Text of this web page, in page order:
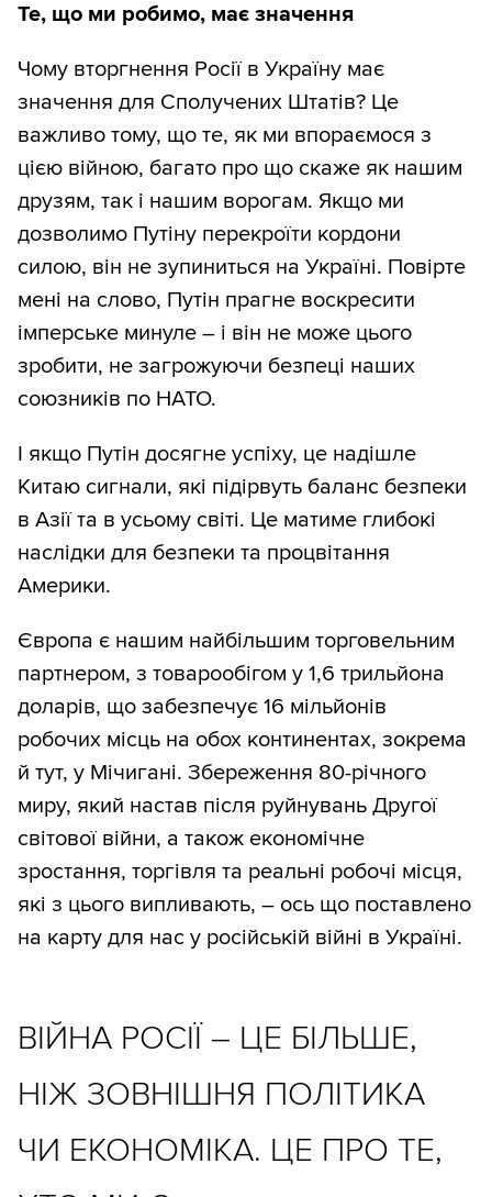
Те, що ми робимо, має значення
Чому вторгнення Росії в Україну має
значення для Сполучених Штатів? Це
важливо тому, що те, як ми впораємося з
цією війною, багато про що скаже як нашим
друзям, так і нашим ворогам. Якщо ми
дозволимо Путіну перекроїти кордони
силою, він не зупиниться на Україні. Повірте
мені на слово, Путін прагне воскресити
імперське минуле – і він не може цього
зробити, не загрожуючи безпеці наших
союзників по НАТО.
І якщо Путін досягне успіху, це надішле
Китаю сигнали, які підірвуть баланс безпеки
в Азії та в усьому світі. Це матиме глибокі
наслідки для безпеки та процвітання
Америки.
Європа є нашим найбільшим торговельним
партнером, з товарообігом у 1,6 трильйона
доларів, що забезпечує 16 мільйонів
робочих місць на обох континентах, зокрема
й тут, у Мічигані. Збереження 80-річного
миру, який настав після руйнувань Другої
світової війни, а також економічне
зростання, торгівля та реальні робочі місця,
які з цього випливають, – ось що поставлено
на карту для нас у російській війні в Україні.
ВІЙНА РОСІЇ – ЦЕ БІЛЬШЕ,
НІЖ ЗОВНІШНЯ ПОЛІТИКА
ЧИ ЕКОНОМІКА. ЦЕ ПРО ТЕ,